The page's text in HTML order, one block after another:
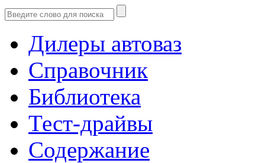
Дилеры автоваз
Справочник
Библиотека
Тест-драйвы
Содержание